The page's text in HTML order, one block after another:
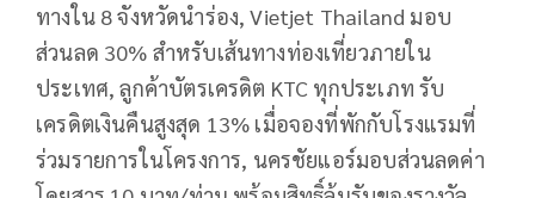
ทางใน 8 จังหวัดนำร่อง, Vietjet Thailand มอบ
ส่วนลด 30% สำหรับเส้นทางท่องเที่ยวภายใน
ประเทศ, ลูกค้าบัตรเครดิต KTC ทุกประเภท รับ
เครดิตเงินคืนสูงสุด 13% เมื่อจองที่พักกับโรงแรมที่
ร่วมรายการในโครงการ, นครชัยแอร์มอบส่วนลดค่า